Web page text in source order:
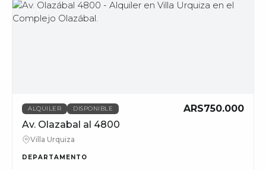
MUV
ALQUILER DISPONIBLE
ARS750.000
Av. Olazabal al 4800
Villa Urquiza
DEPARTAMENTO